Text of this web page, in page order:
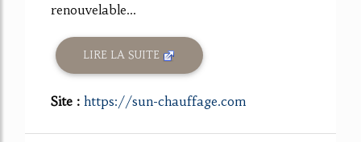
renouvelable...
LIRE LA SUITE
Site : https://sun-chauffage.com